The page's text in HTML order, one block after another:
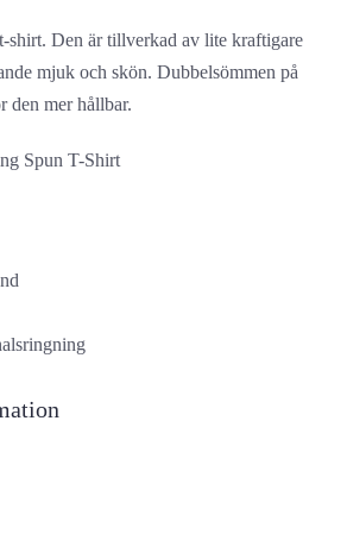
shirt. Den är tillverkad av lite kraftigare
mjuk och skön. Dubbelsömmen på
den mer hållbar.
Spun T-Shirt